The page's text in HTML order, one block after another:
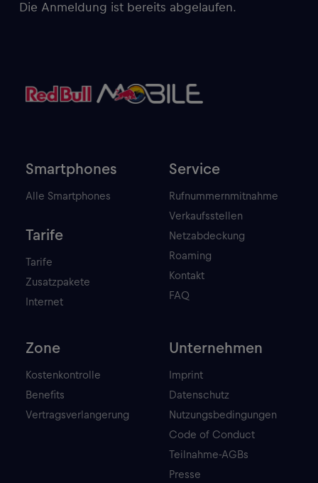
Die Anmeldung ist bereits abgelaufen.
Smartphones
Alle Smartphones
Tarife
Tarife
Zusatzpakete
Internet
Service
Rufnummernmitnahme
Verkaufsstellen
Netzabdeckung
Roaming
Kontakt
FAQ
Zone
Kostenkontrolle
Benefits
Vertragsverlangerung
Unternehmen
Imprint
Datenschutz
Nutzungsbedingungen
Code of Conduct
Teilnahme-AGBs
Presse